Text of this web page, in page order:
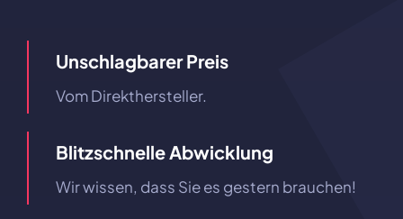
Unschlagbarer Preis
Vom Direkthersteller.
Blitzschnelle Abwicklung
Wir wissen, dass Sie es gestern brauchen!